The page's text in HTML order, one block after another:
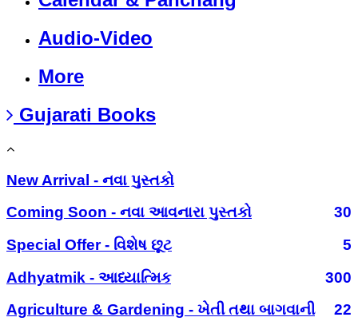
Audio-Video
More
Gujarati Books
New Arrival - નવા પુસ્તકો
Coming Soon - નવા આવનારા પુસ્તકો
30
Special Offer - વિશેષ છૂટ
5
Adhyatmik - આધ્યાત્મિક
300
Agriculture & Gardening - ખેતી તથા બાગવાની
22